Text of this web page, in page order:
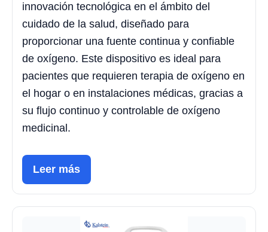
innovación tecnológica en el ámbito del
cuidado de la salud, diseñado para
proporcionar una fuente continua y confiable
de oxígeno. Este dispositivo es ideal para
pacientes que requieren terapia de oxígeno en
el hogar o en instalaciones médicas, gracias a
su flujo continuo y controlable de oxígeno
medicinal.
Leer más